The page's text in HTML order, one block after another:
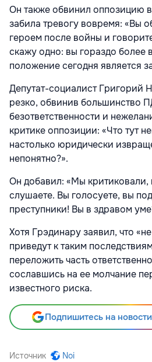
Он также обвинил оппозицию
забила тревогу вовремя: «Вы
героем после войны и
скажу одно: вы гораздо более
положение сегодня является
Депутат-социалист Григорий
резко, обвинив большинство
безответственности и
критике оппозиции: «Что тут
настолько юридически
непонятно?».
Он добавил: «Мы критиковали,
слушаете. Вы голосуете, вы
преступники! Вы в здравом
Хотя Грэдинару заявил, что
приведут к таким
переложить часть
сославшись на ее молчание
известного риска.
Подпишитесь на
Источник Noi